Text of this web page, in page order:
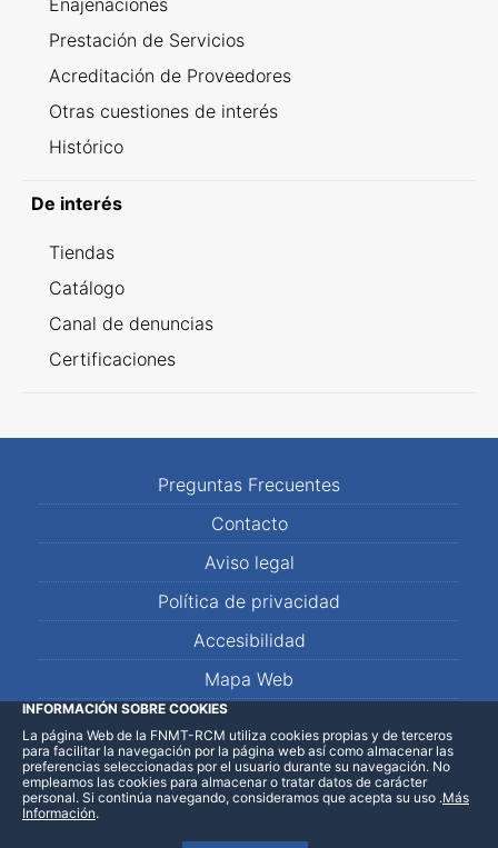
Enajenaciones
Prestación de Servicios
Acreditación de Proveedores
Otras cuestiones de interés
Histórico
De interés
Tiendas
Catálogo
Canal de denuncias
Certificaciones
Preguntas Frecuentes
Contacto
Aviso legal
Política de privacidad
Accesibilidad
Mapa Web
LinkedInFacebookWhatsApp
INFORMACIÓN SOBRE COOKIES
La página Web de la FNMT-RCM utiliza cookies propias y de terceros
para facilitar la navegación por la página web así como almacenar las
preferencias seleccionadas por el usuario durante su navegación. No
empleamos las cookies para almacenar o tratar datos de carácter
personal. Si continúa navegando, consideramos que acepta su uso .Más
Información.